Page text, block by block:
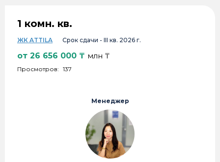
1 комн. кв.
ЖК ATTILA Срок сдачи - III кв. 2026 г.
от 26 656 000 ₸ млн ₸
Просмотров: 137
Менеджер